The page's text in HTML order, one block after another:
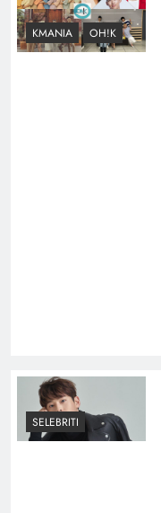
KMANIA OH!K
SELEBRITI